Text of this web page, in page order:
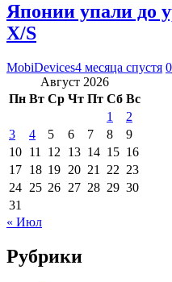
Японии упали до
X/S
MobiDevices4 месяца спустя 0
Август 2026
Пн Вт Ср Чт Пт Сб Вс
1
2
3
4 5 6 7 8
9
10 11 12 13 14 15 16
17 18 19 20 21 22 23
24 25 26 27 28 29 30
31
« Июл
Рубрики